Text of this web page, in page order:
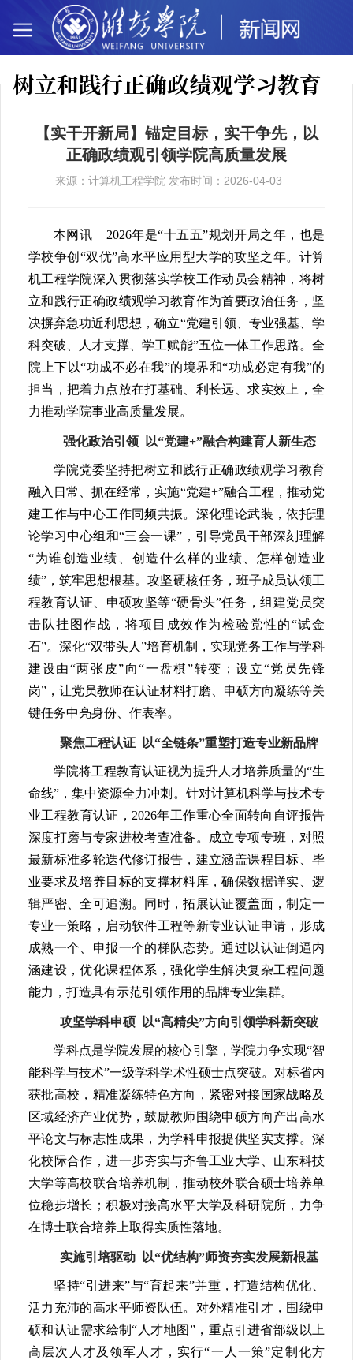
树立和践行正确政绩观学习教育
【实干开新局】锚定目标，实干争先，以
正确政绩观引领学院高质量发展
来源：计算机工程学院 发布时间：2026-04-03
本网讯 2026年是“十五五”规划开局之年，也是
学校争创“双优”高水平应用型大学的攻坚之年。计算
机工程学院深入贯彻落实学校工作动员会精神，将树
立和践行正确政绩观学习教育作为首要政治任务，坚
决摒弃急功近利思想，确立“党建引领、专业强基、学
科突破、人才支撑、学工赋能”五位一体工作思路。全
院上下以“功成不必在我”的境界和“功成必定有我”的
担当，把着力点放在打基础、利长远、求实效上，全
力推动学院事业高质量发展。
强化政治引领 以“党建+”融合构建育人新生态
学院党委坚持把树立和践行正确政绩观学习教育
融入日常、抓在经常，实施“党建+”融合工程，推动党
建工作与中心工作同频共振。深化理论武装，依托理
论学习中心组和“三会一课”，引导党员干部深刻理解
“为谁创造业绩、创造什么样的业绩、怎样创造业
绩”，筑牢思想根基。攻坚硬核任务，班子成员认领工
程教育认证、申硕攻坚等“硬骨头”任务，组建党员突
击队挂图作战，将项目成效作为检验党性的“试金
石”。深化“双带头人”培育机制，实现党务工作与学科
建设由“两张皮”向“一盘棋”转变；设立“党员先锋
岗”，让党员教师在认证材料打磨、申硕方向凝练等关
键任务中亮身份、作表率。
聚焦工程认证 以“全链条”重塑打造专业新品牌
学院将工程教育认证视为提升人才培养质量的“生
命线”，集中资源全力冲刺。针对计算机科学与技术专
业工程教育认证，2026年工作重心全面转向自评报告
深度打磨与专家进校考查准备。成立专项专班，对照
最新标准多轮迭代修订报告，建立涵盖课程目标、毕
业要求及培养目标的支撑材料库，确保数据详实、逻
辑严密、全可追溯。同时，拓展认证覆盖面，制定一
专业一策略，启动软件工程等新专业认证申请，形成
成熟一个、申报一个的梯队态势。通过以认证倒逼内
涵建设，优化课程体系，强化学生解决复杂工程问题
能力，打造具有示范引领作用的品牌专业集群。
攻坚学科申硕 以“高精尖”方向引领学科新突破
学科点是学院发展的核心引擎，学院力争实现“智
能科学与技术”一级学科学术性硕士点突破。对标省内
获批高校，精准凝练特色方向，紧密对接国家战略及
区域经济产业优势，鼓励教师围绕申硕方向产出高水
平论文与标志性成果，为学科申报提供坚实支撑。深
化校际合作，进一步夯实与齐鲁工业大学、山东科技
大学等高校联合培养机制，推动校外联合硕士培养单
位稳步增长；积极对接高水平大学及科研院所，力争
在博士联合培养上取得实质性落地。
实施引培驱动 以“优结构”师资夯实发展新根基
坚持“引进来”与“育起来”并重，打造结构优化、
活力充沛的高水平师资队伍。对外精准引才，围绕申
硕和认证需求绘制“人才地图”，重点引进省部级以上
高层次人才及领军人才，实行“一人一策”定制化方